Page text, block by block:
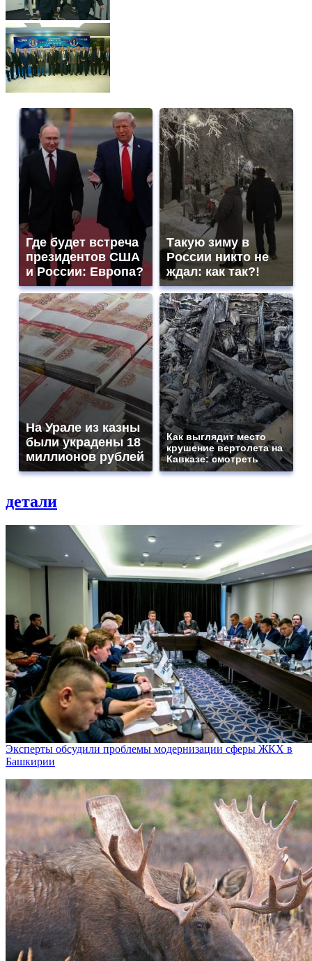
Где будет встреча
президентов США
и России: Европа?
Такую зиму в
России никто не
ждал: как так?!
На Урале из казны
были украдены 18
миллионов рублей
Как выглядит место
крушение вертолета на
Кавказе: смотреть
детали
Эксперты обсудили проблемы модернизации сферы ЖКХ в
Башкирии